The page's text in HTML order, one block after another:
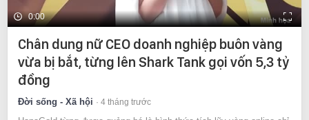
0:00
Chân dung nữ CEO doanh nghiệp buôn vàng
vừa bị bắt, từng lên Shark Tank gọi vốn 5,3 tỷ
đồng
Đời sống - Xã hội 4 tháng trước